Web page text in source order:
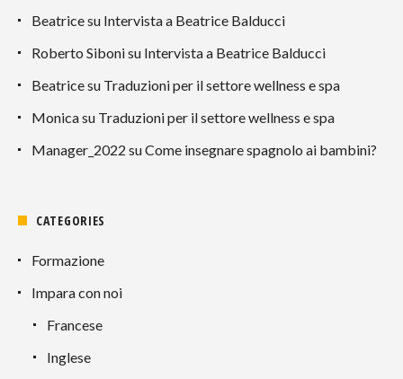
Beatricesu Intervista a Beatrice Balducci
Roberto Sibonisu Intervista a Beatrice Balducci
Beatricesu Traduzioni per il settore wellness e spa
Monicasu Traduzioni per il settore wellness e spa
Manager_2022 suCome insegnare spagnolo ai bambini?
CATEGORIES
Formazione
Impara con noi
Francese
Inglese